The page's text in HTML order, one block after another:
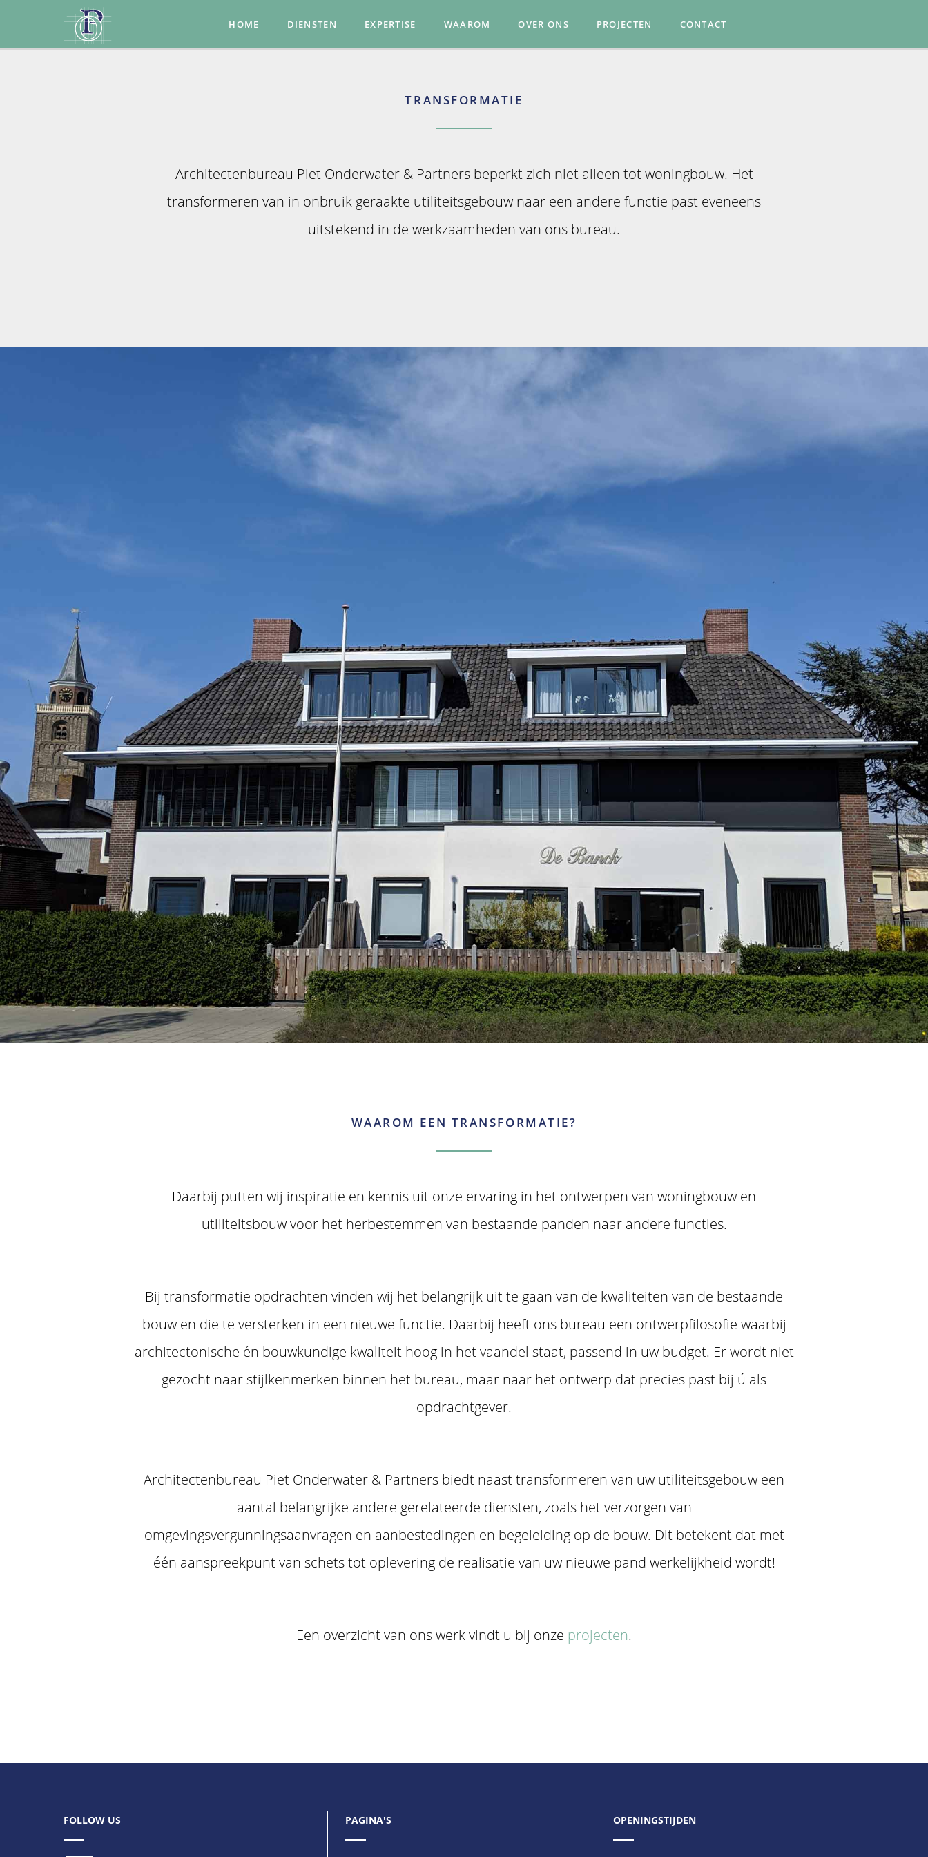
HOME DIENSTEN EXPERTISE WAAROM OVER ONS PROJECTEN CONTACT
TRANSFORMATIE
Architectenbureau Piet Onderwater & Partners beperkt zich niet alleen tot woningbouw. Het
transformeren van in onbruik geraakte utiliteitsgebouw naar een andere functie past eveneens
uitstekend in de werkzaamheden van ons bureau.
WAAROM EEN TRANSFORMATIE?
Daarbij putten wij inspiratie en kennis uit onze ervaring in het ontwerpen van woningbouw en
utiliteitsbouw voor het herbestemmen van bestaande panden naar andere functies.
Bij transformatie opdrachten vinden wij het belangrijk uit te gaan van de kwaliteiten van de bestaande
bouw en die te versterken in een nieuwe functie. Daarbij heeft ons bureau een ontwerpfilosofie waarbij
architectonische én bouwkundige kwaliteit hoog in het vaandel staat, passend in uw budget. Er wordt niet
gezocht naar stijlkenmerken binnen het bureau, maar naar het ontwerp dat precies past bij ú als
opdrachtgever.
Architectenbureau Piet Onderwater & Partners biedt naast transformeren van uw utiliteitsgebouw een
aantal belangrijke andere gerelateerde diensten, zoals het verzorgen van
omgevingsvergunningsaanvragen en aanbestedingen en begeleiding op de bouw. Dit betekent dat met
één aanspreekpunt van schets tot oplevering de realisatie van uw nieuwe pand werkelijkheid wordt!
Een overzicht van ons werk vindt u bij onze projecten.
FOLLOW US PAGINA'S OPENINGSTIJDEN